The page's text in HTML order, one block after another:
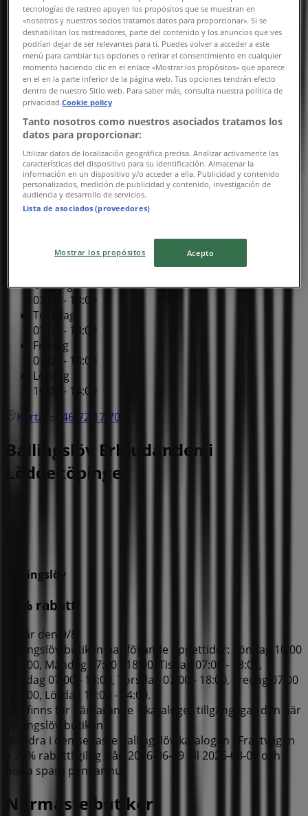
Torsdag
07:00 - 18:00
Fredag
07:00 - 18:00
Lördag
10:00 - 14:00
Karta
046-72 17 70
Söndag
10:00 - 14:00
Tisdag
Onsdag
07:00 - 18:00
Torsdag
07:00 - 18:00
Fredag
07:00 - 18:00
Lördag
10:00 - 14:00
Karta
046-72 17 70
Ballingslöv Erbjudanden i
Löddeköpinge
Ballingslöv
20% rabatt!
Utgår den 9/8
Ballingslöv-butiken har följande öppettider: Söndag 10:00
- 14:00, Måndag 07:00 - 18:00, Tisdag 07:00 - 18:00,
Onsdag 07:00 - 18:00, Torsdag 07:00 - 18:00, Fredag 07:00
- 18:00, Lördag 10:00 - 14:00.
Det finns för närvarande 1 kataloger tillgängliga i den här
Ballingslöv-butiken.
Bläddra i den senaste Ballingslöv-katalogen i Fraktvägen
1 20% rabatt! giltig från 2026-06-29 till 2026-08-09 och
börja spara pengar nu!
Närmaste butiker
tecnologías de rastreo apoyen los propósitos que se muestran en
«nosotros y nuestros socios tratamos datos para proporcionar». Si se
deshabilitan los rastreadores, parte del contenido y los anuncios que ves
podrían dejar de ser relevantes para ti. Puedes volver a acceder a este
menú para cambiar tus opciones o retirar el consentimiento en cualquier
momento haciendo clic en el enlace «Mostrar los propósitos» que aparece
en el en la parte inferior de la página web. Tus opciones tendrán efecto
dentro de nuestro Sitio web. Para saber más, consulta nuestra política de
privacidad.Cookie policy
Tanto nosotros como nuestros asociados tratamos los
datos para proporcionar:
Utilizar datos de localización geográfica precisa. Analizar activamente las
características del dispositivo para su identificación. Almacenar la
información en un dispositivo y/o acceder a ella. Publicidad y contenido
personalizados, medición de publicidad y contenido, investigación de
audiencia y desarrollo de servicios.
Lista de asociados (proveedores)
Mostrar los propósitos Acepto